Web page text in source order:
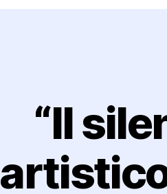
“Il